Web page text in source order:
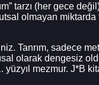
tarzı (her gece
olmayan
Tanrım, sadece
olarak dengesiz
mezmur. J*B